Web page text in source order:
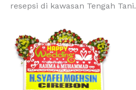
resepsi di kawasan Tengah Tani.